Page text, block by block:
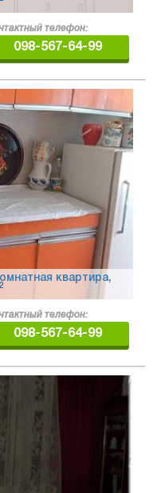
телефон:
098-567-64-99
квартира,
2
телефон:
098-567-64-99